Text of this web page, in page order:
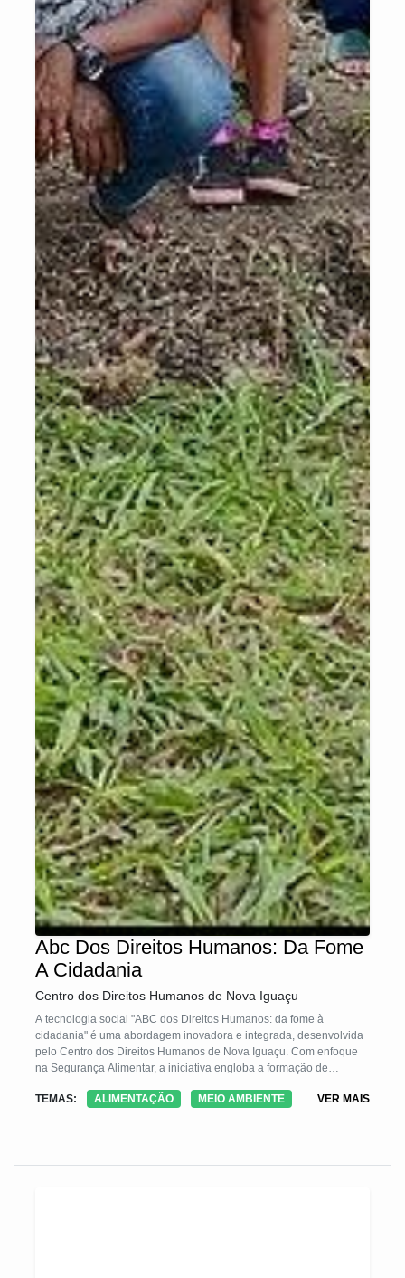
Abc Dos Direitos Humanos: Da Fome
A Cidadania
Centro dos Direitos Humanos de Nova Iguaçu
A tecnologia social "ABC dos Direitos Humanos: da fome à
cidadania" é uma abordagem inovadora e integrada, desenvolvida
pelo Centro dos Direitos Humanos de Nova Iguaçu. Com enfoque
na Segurança Alimentar, a iniciativa engloba a formação de
cursos sobre conservação alimentar, e elaboração de uma cartilha
adaptabilidade a diferentes realidades e sua capacidade de
TEMAS: ALIMENTAÇÃO MEIO AMBIENTE VER MAIS